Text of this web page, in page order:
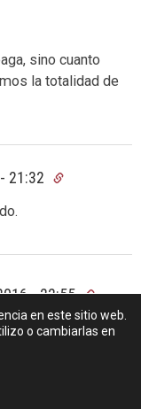
sino cuanto
la totalidad de
21:32
- 22:55
El mercado y
en algo que
eso es una
en este sitio web.
o cambiarlas en